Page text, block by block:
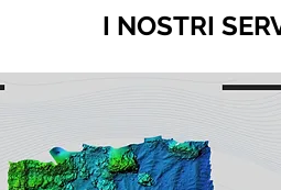
I NOSTRI